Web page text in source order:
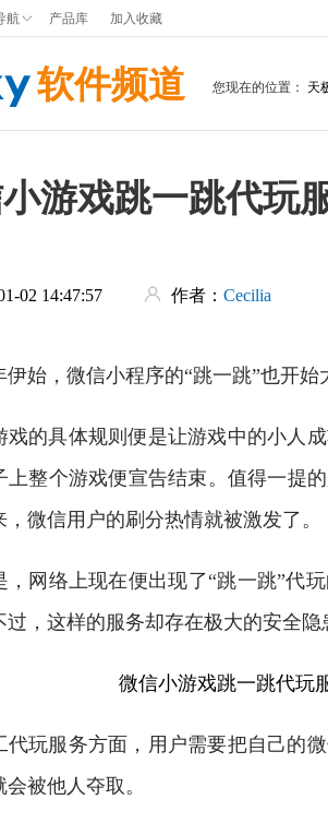
航 产品库 加入收藏
软件频道 您现在的位置： 天
游戏跳一跳代玩
02 14:47:57 作者： Cecilia
，微信小程序的“跳一跳”也开始
具体规则便是让游戏中的小人成
上整个游戏便宣告结束。值得一提
，微信用户的刷分热情就被激发了。
络上现在便出现了“跳一跳”代玩
过，这样的服务却存在极大的安全隐
微信小游戏跳一跳代玩
服务方面，用户需要把自己的微
被他人夺取。